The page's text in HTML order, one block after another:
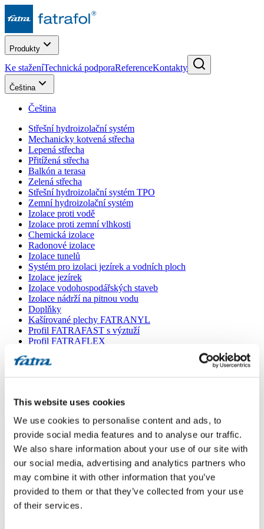
This website uses cookies
We use cookies to personalise content and ads, to
provide social media features and to analyse our traffic.
We also share information about your use of our site with
our social media, advertising and analytics partners who
may combine it with other information that you’ve
provided to them or that they’ve collected from your use
of their services.
Produkty
Ke staženíTechnická podporaReferenceKontakty
Čeština
Čeština
Střešní hydroizolační systém
Mechanicky kotvená střecha
Lepená střecha
Přitížená střecha
Balkón a terasa
Zelená střecha
Střešní hydroizolační systém TPO
Zemní hydroizolační systém
Izolace proti vodě
Izolace proti zemní vlhkosti
Chemická izolace
Radonové izolace
Izolace tunelů
Systém pro izolaci jezírek a vodních ploch
Izolace jezírek
Izolace vodohospodářských staveb
Izolace nádrží na pitnou vodu
Doplňky
Kašírované plechy FATRANYL
Profil FATRAFAST s výztuží
Profil FATRAFLEX
Parozábrana a tepelná izolace
VŠECHNY PRODUKTY
Menu
Menu
Domů/
Poradna
Dotaz 521